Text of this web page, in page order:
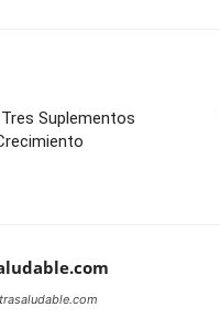
Suplementos